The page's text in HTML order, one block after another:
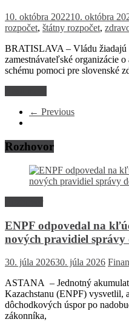
10. októbra 202210. októbra
rozpočet, štátny rozpočet,
BRATISLAVA – Vládu žiadajú
zamestnávateľské organizácie
schému pomoci pre slovenské
← Previous
Rozhovor
ENPF odpovedal na
nových pravidiel
30. júla 202630. júla 2026
ASTANA – Jednotný
Kazachstanu (ENPF) vysvetlil,
dôchodkových úspor po
zákonníka,